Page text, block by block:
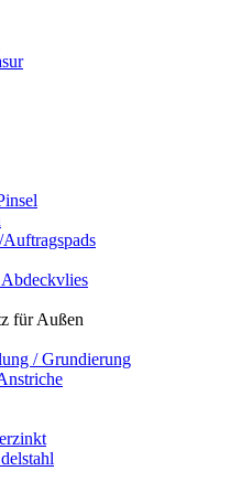
für Außen
/ Grundierung